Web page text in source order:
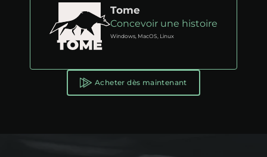
Tome
Concevoir une histoire
Windows, MacOS, Linux
Acheter dès maintenant